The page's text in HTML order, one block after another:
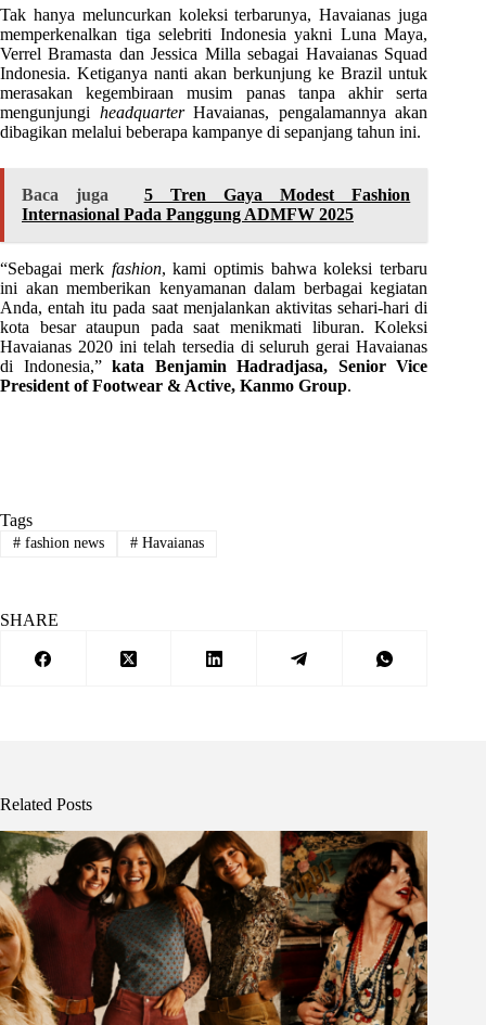
Tak hanya meluncurkan koleksi terbarunya, Havaianas juga
memperkenalkan tiga selebriti Indonesia yakni Luna Maya,
Verrel Bramasta dan Jessica Milla sebagai Havaianas Squad
Indonesia. Ketiganya nanti akan berkunjung ke Brazil untuk
merasakan kegembiraan musim panas tanpa akhir serta
mengunjungi headquarterHavaianas, pengalamannya akan
dibagikan melalui beberapa kampanye di sepanjang tahun ini.
Baca juga
5 Tren Gaya Modest Fashion
Internasional Pada Panggung ADMFW 2025
“Sebagai merk fashion, kami optimis bahwa koleksi terbaru
ini akan memberikan kenyamanan dalam berbagai kegiatan
Anda, entah itu pada saat menjalankan aktivitas sehari-hari di
kota besar ataupun pada saat menikmati liburan. Koleksi
Havaianas 2020 ini telah tersedia di seluruh gerai Havaianas
di Indonesia,”kata Benjamin Hadradjasa, Senior Vice
President of Footwear & Active, Kanmo Group.
Tags
#fashion news #Havaianas
SHARE
Related Posts